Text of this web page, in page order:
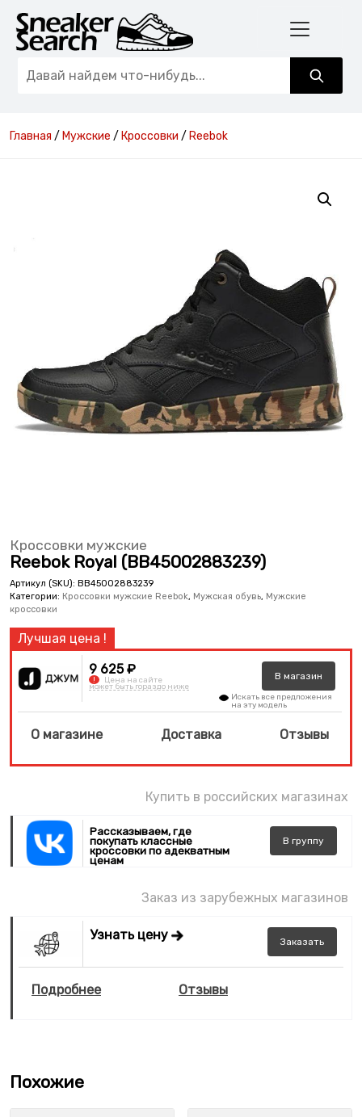
Главная / Мужские / Кроссовки / Reebok
Кроссовки мужские
Reebok Royal (BB45002883239)
Артикул (SKU): BB45002883239
Категории: Кроссовки мужские Reebok, Мужская обувь, Мужские
кроссовки
9 625 ₽
! Цена на сайте
может быть гораздо ниже
В магазин
Искать все предложения
на эту модель
О магазине Доставка Отзывы
Купить в российских магазинах
Рассказываем, где
покупать классные
кроссовки по адекватным
ценам
В группу
Заказ из зарубежных магазинов
Узнать цену Заказать
Подробнее Отзывы
Похожие